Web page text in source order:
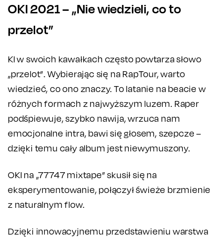
OKI 2021 – „Nie wiedzieli, co to
przelot”
KI w swoich kawałkach często powtarza słowo
„przelot”. Wybierając się na RapTour, warto
wiedzieć, co ono znaczy. To latanie na beacie w
różnych formach z najwyższym luzem. Raper
podśpiewuje, szybko nawija, wrzuca nam
emocjonalne intra, bawi się głosem, szepcze –
dzięki temu cały album jest niewymuszony.
OKI na „77747 mixtape” skusił się na
eksperymentowanie, połączył świeże brzmienie
z naturalnym flow.
Dzięki innowacyjnemu przedstawieniu warstwa